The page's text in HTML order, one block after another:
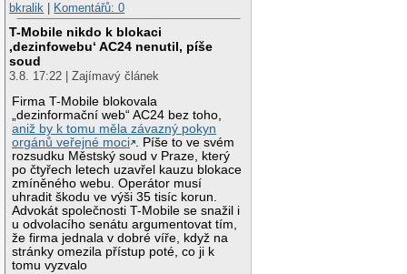
bkralik
Komentářů: 0
T-Mobile nikdo k blokaci
‚dezinfowebu‘ AC24 nenutil, píše
soud
3.8. 17:22 | Zajímavý článek
Firma T-Mobile blokovala
„dezinformační web“ AC24 bez toho,
aniž by k tomu měla závazný pokyn
orgánů veřejné moci . Píše to ve svém
rozsudku Městský soud v Praze, který
po čtyřech letech uzavřel kauzu blokace
zmíněného webu. Operátor musí
uhradit škodu ve výši 35 tisíc korun.
Advokát společnosti T-Mobile se snažil i
u odvolacího senátu argumentovat tím,
že firma jednala v dobré víře, když na
stránky omezila přístup poté, co ji k
tomu vyzvalo